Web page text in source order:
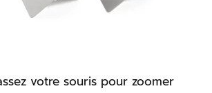
votre souris pour zoomer